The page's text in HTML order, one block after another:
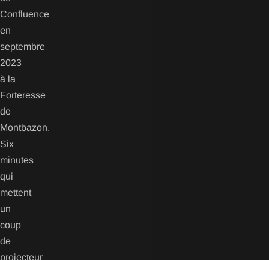
Confluence
en
septembre
2023
à la
Forteresse
de
Montbazon.
Six
minutes
qui
mettent
un
coup
de
projecteur